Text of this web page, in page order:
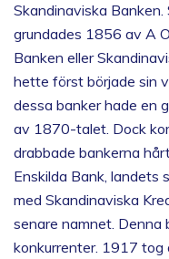
Skandinaviska
grundades 1856 av A
Banken eller
hette först började sin
dessa banker hade en
av 1870-talet. Dock
drabbade bankerna
Enskilda Bank, landets
med Skandinaviska
senare namnet. Denna
konkurrenter. 1917 tog